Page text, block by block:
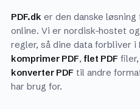
PDF.dk er den danske
online. Vi er nordisk-hostet
regler, så dine data forbliver i
komprimer PDF, flet PDF filer,
konverter PDF til andre
har brug for.